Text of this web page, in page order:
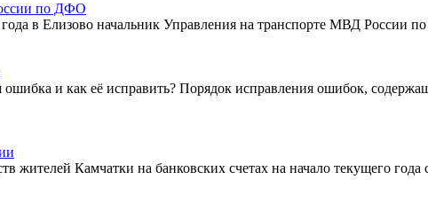
по ДФО
года в Елизово начальник Управления на транспорте МВД
ошибка и как её исправить? Порядок исправления ошибок,
жителей Камчатки на банковских счетах на начало текущего